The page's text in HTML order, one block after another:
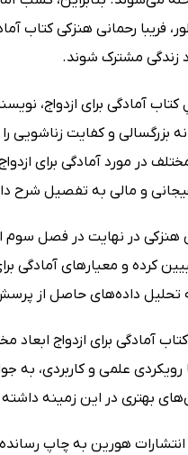
فریبا رحمانی هنزکی کتاب
زندگی مشترک شوند.
آمادگی برای ازدواج،
بزرگسالی و کفایت
در مورد آمادگی برای
و مالی به تفصیل شرح
هنزکی در نهایت در فصل سوم
کرده و معیارهای آمادگی
تحلیل داده‌های حاصل از
آمادگی برای ازدواج ابعاد
رویکردی علمی و کاربردی، به
بهتری در این زمینه
انتشارات هورین به چاپ